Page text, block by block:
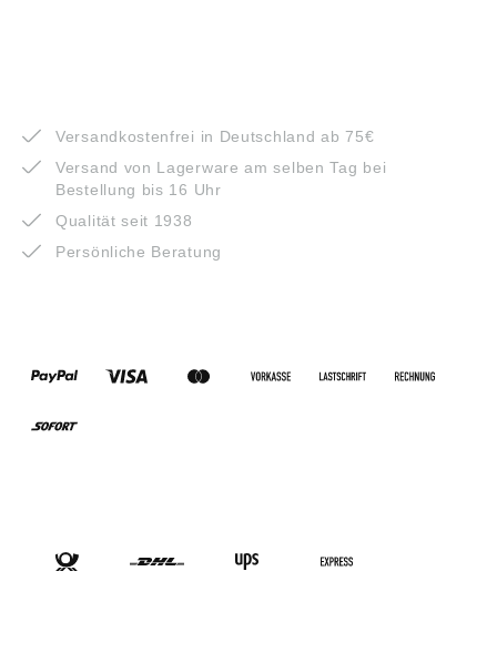
Versandkostenfrei in Deutschland ab 75€
Versand von Lagerware am selben Tag bei
Bestellung bis 16 Uhr
Qualität seit 1938
Persönliche Beratung